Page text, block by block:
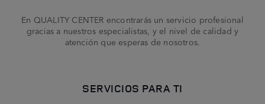
En QUALITY CENTER encontrarás un servicio profesional
gracias a nuestros especialistas, y el nivel de calidad y
atención que esperas de nosotros.
SERVICIOS PARA TI